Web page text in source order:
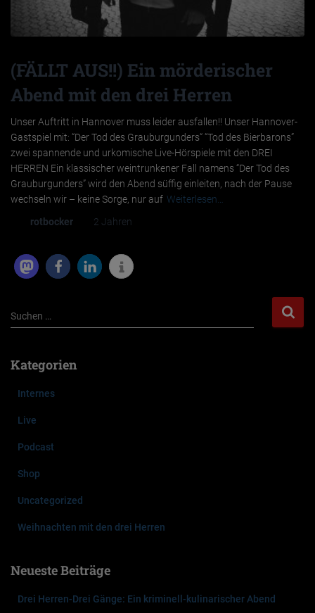
(FÄLLT AUS!!) Ein mörderischer
Abend mit den drei Herren
Unser Auftritt in Hannover muss leider ausfallen!! Unser Hannover-
Gastspiel mit: “Der Tod des Grauburgunders“ “Tod des Bierbarons”
zwei spannende und urkomische Live-Hörspiele mit den DREI
HERREN Ein klassischer weintrunkener Fall namens “Der Tod des
Grauburgunders” wird den Abend süffig einleiten, nach der Pause
wechseln wir – keine Sorge, nur auf Weiterlesen…
rotbocker 2 Jahren
S
u
e
Suchen …
Kategorien
Internes
Live
Podcast
Shop
Uncategorized
Weihnachten mit den drei Herren
Neueste Beiträge
Drei Herren-Drei Gänge: Ein kriminell-kulinarischer Abend